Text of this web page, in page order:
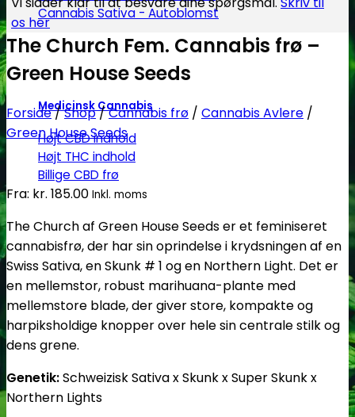
Cannabis Sativa - Autoblomst
Medicinsk Cannabis
Højt CBD indhold
Højt THC indhold
Billige CBD frø
os her
The Church Fem. Cannabis frø –
Green House Seeds
Forside/Shop/Cannabis frø / Cannabis Avlere /
Green House Seeds
Fra: kr. 185.00 Inkl. moms
The Church af Green House Seeds er et feminiseret
cannabisfrø, der har sin oprindelse i krydsningen af en
Swiss Sativa, en Skunk # 1 og en Northern Light. Det er
en mellemstor, robust marihuana-plante med
mellemstore blade, der giver store, kompakte og
harpiksholdige knopper over hele sin centrale stilk og
dens grene.
Genetik:Schweizisk Sativa x Skunk x Super Skunk x
Northern Lights